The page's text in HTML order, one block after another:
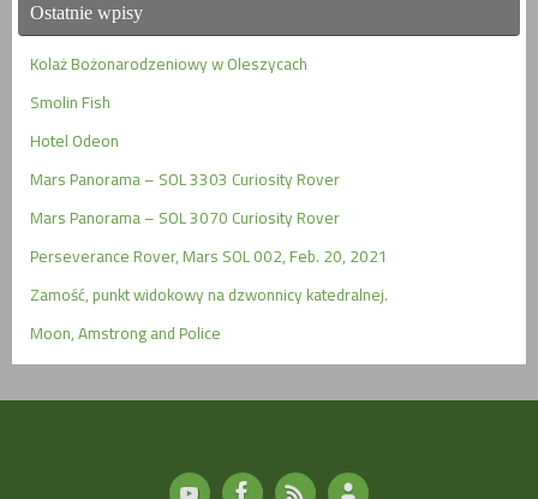
Ostatnie wpisy
Kolaż Bożonarodzeniowy w Oleszycach
Smolin Fish
Hotel Odeon
Mars Panorama – SOL 3303 Curiosity Rover
Mars Panorama – SOL 3070 Curiosity Rover
Perseverance Rover, Mars SOL 002, Feb. 20, 2021
Zamość, punkt widokowy na dzwonnicy katedralnej.
Moon, Amstrong and Police